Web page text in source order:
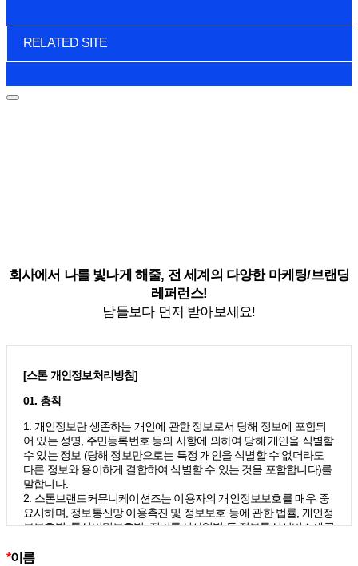
RELATED SITE
회사에서 나를 빛나게 해줄, 전 세계의 다양한 마케팅/브랜딩
레퍼런스!
남들보다 먼저 받아보세요!
[스톤 개인정보처리방침]
01. 총칙
1. 개인정보란 생존하는 개인에 관한 정보로서 당해 정보에 포함되
어 있는 성명, 주민등록번호 등의 사항에 의하여 당해 개인을 식별할
수 있는 정보 (당해 정보만으로는 특정 개인을 식별할 수 없더라도
다른 정보와 용이하게 결합하여 식별할 수 있는 것을 포함합니다)를
말합니다.
2. 스톤브랜드커뮤니케이션즈는 이용자의 개인정보보호를 매우 중
요시하며, 정보통신망 이용촉진 및 정보보호 등에 관한 법률, 개인정
보보호법, 통신비밀보호법, 전기통신사업법 등 정보통신서비스제공
개인정보처리방침을 통하여 이용자가 제공하는 개인정보가 어떠한
*이름